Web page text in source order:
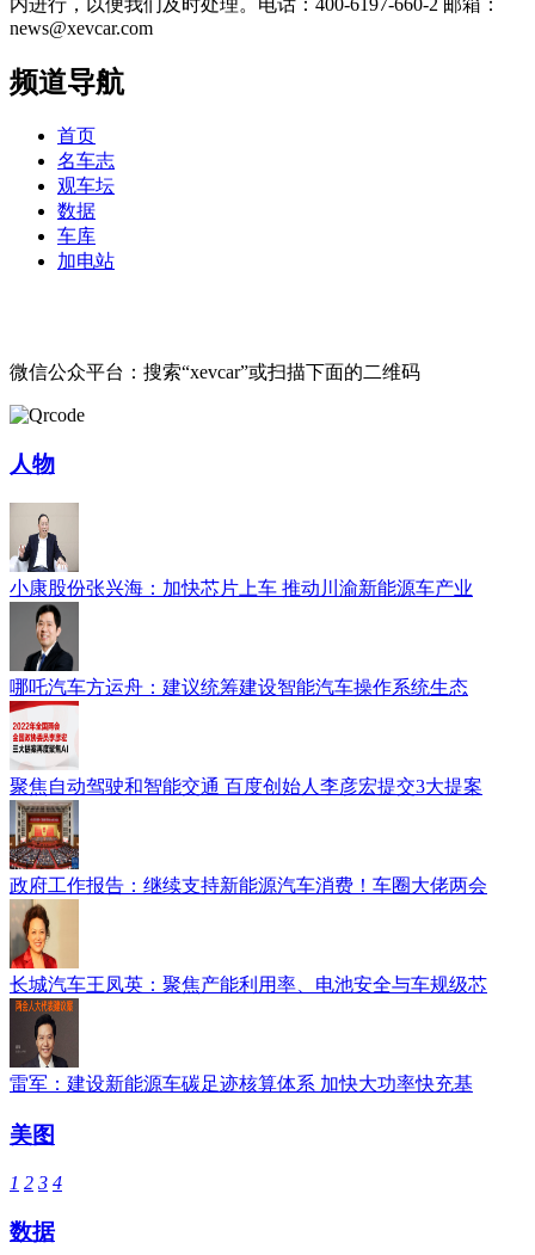
news@xevcar.com
频道导航
首页
名车志
观车坛
数据
车库
加电站
微信公众平台：搜索“xevcar”或扫描下面的二维码
人物
小康股份张兴海：加快芯片上车 推动川渝新能源车产业
哪吒汽车方运舟：建议统筹建设智能汽车操作系统生态
聚焦自动驾驶和智能交通 百度创始人李彦宏提交3大提案
政府工作报告：继续支持新能源汽车消费！车圈大佬两会
长城汽车王凤英：聚焦产能利用率、电池安全与车规级芯
雷军：建设新能源车碳足迹核算体系 加快大功率快充基
美图
1 2 3 4
数据